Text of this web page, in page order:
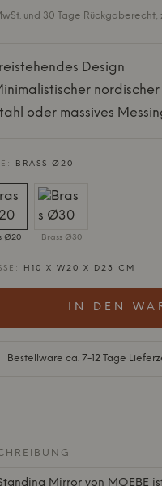
und 30 Tage
Design
nordischer
oder massives
BRASS Ø20
Ø20 Brass Ø30
H10 X W20 X D23 CM
IN DEN
Bestellware ca. 7-12 Tage
Mirror von MOEBE